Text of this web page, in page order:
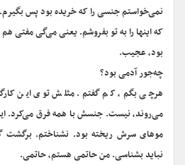
نمی‌خواستم جنسی را که خریده بود پس
که اینها را به تو بفروشم. یعنی می‌گی مفتی
بود، عجیب.
چه‌جور آدمی بود؟
هرچی بگم، کم گفتم. مثلش توی این
می‌روند، نیست. جنسش با همه فرق می‌کرد.
موهای سرش ریخته بود. نشناختم.
نباید بشناسی. من حاتمی هستم، حاتمی.